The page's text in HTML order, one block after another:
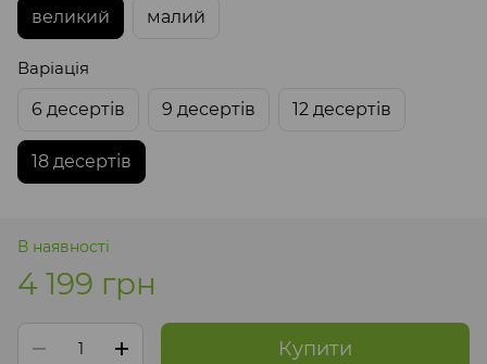
великий
малий
Варіація
6 десертів
9 десертів 12 десертів
18 десертів
В наявності
4 199 грн
Купити